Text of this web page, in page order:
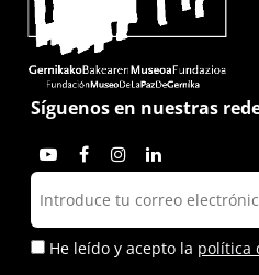
Síguenos en nuestras
He leído y acepto la política